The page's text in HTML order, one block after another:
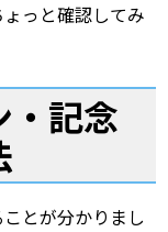
っと確認してみ
・記念
とが分かりまし